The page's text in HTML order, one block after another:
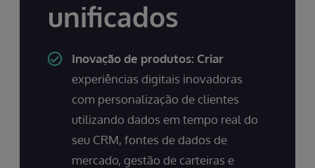
unificados
Inovação de produtos: Criar
experiências digitais inovadoras
com personalização de clientes
utilizando dados em tempo real do
seu CRM, fontes de dados de
mercado, gestão de carteiras e